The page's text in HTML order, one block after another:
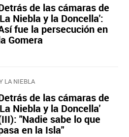
de las cámaras de
Niebla y la Doncella':
fue la persecución en
Gomera
LA NIEBLA
de las cámaras de
Niebla y la Doncella'
"Nadie sabe lo que
en la Isla"